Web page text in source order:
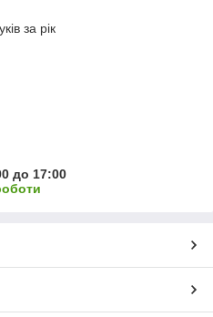
за рік
до 17:00